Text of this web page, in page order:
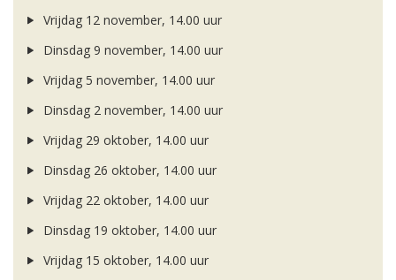
Vrijdag 12 november, 14.00 uur
Dinsdag 9 november, 14.00 uur
Vrijdag 5 november, 14.00 uur
Dinsdag 2 november, 14.00 uur
Vrijdag 29 oktober, 14.00 uur
Dinsdag 26 oktober, 14.00 uur
Vrijdag 22 oktober, 14.00 uur
Dinsdag 19 oktober, 14.00 uur
Vrijdag 15 oktober, 14.00 uur